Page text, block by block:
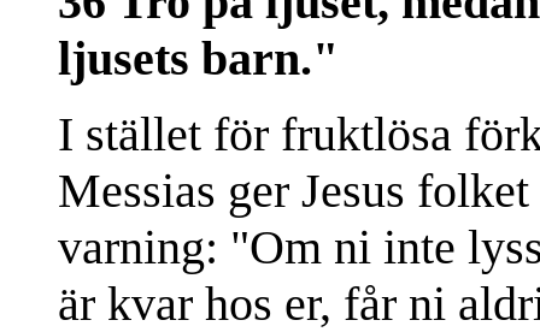
ljusets barn."
I stället för fruktlösa
Messias ger Jesus
varning: "Om ni inte
är kvar hos er, får ni